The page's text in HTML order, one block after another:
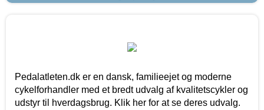
Pedalatleten.dk er en dansk, familieejet og moderne
cykelforhandler med et bredt udvalg af kvalitetscykler og
udstyr til hverdagsbrug. Klik her for at se deres udvalg.